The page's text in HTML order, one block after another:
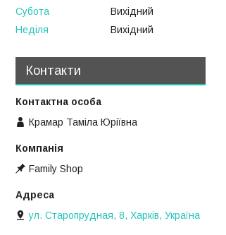
Субота
Вихідний
Неділя
Вихідний
Контакти
Крамар Таміла Юріївна
Family Shop
ул. Старопрудная, 8, Харків, Україна